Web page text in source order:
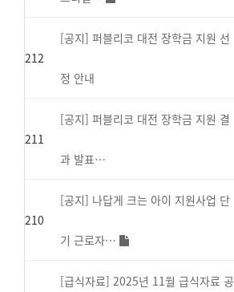
212
[공지] 퍼블리코 대전 장학금 지원 선
정 안내
211
[공지] 퍼블리코 대전 장학금 지원 결
과 발표…
210
[공지] 나답게 크는 아이 지원사업 단
기 근로자…
[급식자료] 2025년 11월 급식자료 공